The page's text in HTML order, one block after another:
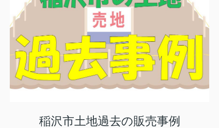
稲沢市土地過去の販売事例